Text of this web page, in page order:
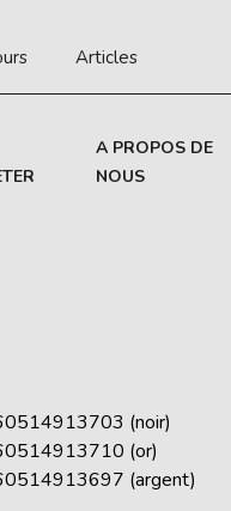
Articles
A PROPOS DE
NOUS
(noir)
(or)
(argent)